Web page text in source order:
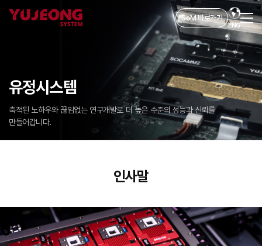
SoM 바로가기
ENG
유정시스템
축적된 노하우와 끊임없는 연구개발로 더 높은 수준의 성능과 신뢰를
만들어갑니다.
인사말